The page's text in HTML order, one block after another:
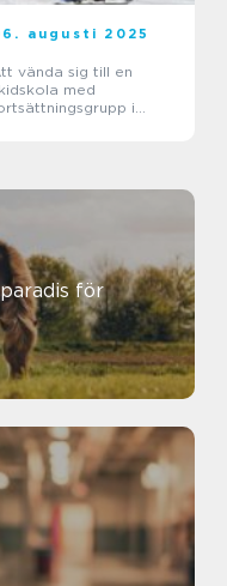
augusti 2025
vända sig till en
med
i
för